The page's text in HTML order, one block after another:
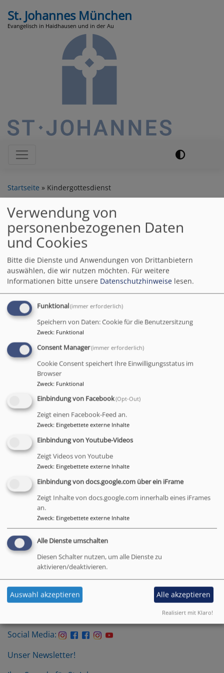
zum
Inhalt
St. Johannes München
Evangelisch in Haidhausen und in der Au
Hauptnavigation
Startseite Kindergottesdienst
Kindergottesdienst
Liebe Kinder;
am Sonntag, den 14. Januar
Wir feiern jeden Sonntag um 10
euch Kindergottesdienst parallel
zum Hauptgottesdienst in
Kommt bitte zuerst in die Kirche, dort starten wir.
Was erwartet euch? Wir singen mit euch Lieder, erzählen dir
oder gebastelt.
Wir freuen uns auf Dich,
Dein Kigo-Team
Anna, Kaja, Lucia, Miriam und Sebastian
mit Pfarrer Marcel Weber,
Kindergottesdienst
Gottesdienst mit Kindern
München
Social Media:
Unser Newsletter!
Verwendung von
personenbezogenen Daten
und Cookies
Bitte die Dienste und Anwendungen von Drittanbietern
auswählen, die wir nutzen möchten. Für weitere
Informationen bitte unsere Datenschutzhinweise lesen.
Funktional(immer erforderlich)
Speichern von Daten: Cookie für die Benutzersitzung
Zweck: Funktional
Consent Manager(immer erforderlich)
Cookie Consent speichert Ihre Einwilligungsstatus im
Browser
Zweck: Funktional
Einbindung von Facebook(Opt-Out)
Zeigt einen Facebook-Feed an.
Zweck: Eingebettete externe Inhalte
Einbindung von Youtube-Videos
Zeigt Videos von Youtube
Zweck: Eingebettete externe Inhalte
Einbindung von docs.google.com über ein iFrame
Zeigt Inhalte von docs.google.com innerhalb eines iFrames
an.
Zweck: Eingebettete externe Inhalte
Alle Dienste umschalten
Diesen Schalter nutzen, um alle Dienste zu
aktivieren/deaktivieren.
Auswahl akzeptieren Alle akzeptieren
Realisiert mit Klaro!